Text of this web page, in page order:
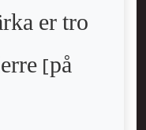
er tro
[på